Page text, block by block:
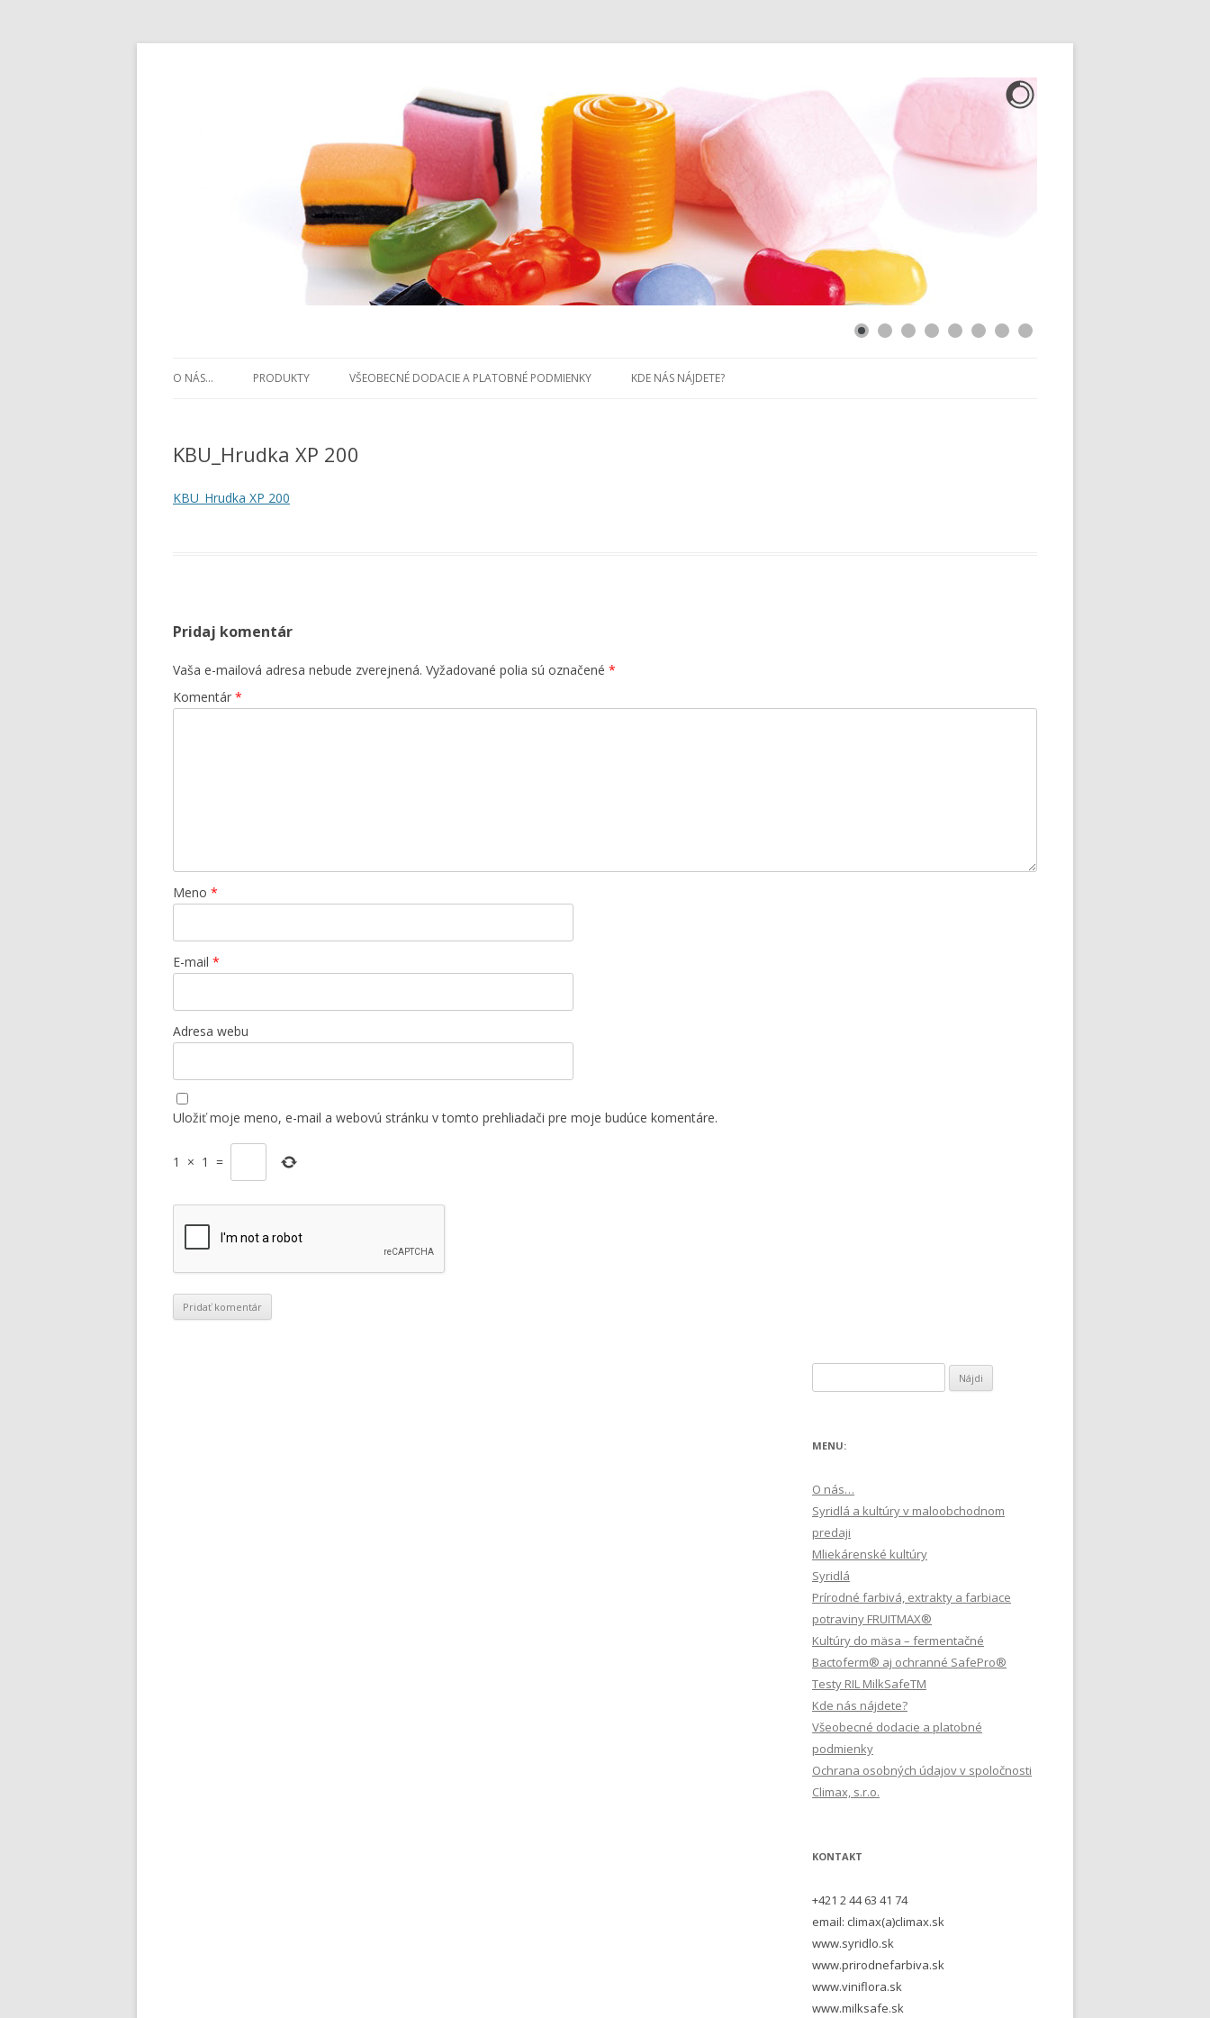
O NÁS… PRODUKTY
PRIEMYSEL
FERMENTAČNÉ BACTOFERM® AJ
VŠEOBECNÉ DODACIE A PLATOBNÉ PODMIENKY KDE NÁS NÁJDETE?
KBU_Hrudka XP 200
KBU_Hrudka XP 200
Pridaj komentár
Vaša e-mailová adresa nebude zverejnená. Vyžadované polia sú označené *
Komentár *
Meno *
E-mail *
Adresa webu
Uložiť moje meno, e-mail a webovú stránku v tomto prehliadači pre moje budúce komentáre.
1 × 1 =
MENU:
O nás…
Syridlá a kultúry v maloobchodnom
predaji
Mliekárenské kultúry
Syridlá
Prírodné farbivá, extrakty a farbiace
potraviny FRUITMAX®
Kultúry do mäsa – fermentačné
Bactoferm® aj ochranné SafePro®
Testy RIL MilkSafeTM
Kde nás nájdete?
Všeobecné dodacie a platobné
podmienky
Ochrana osobných údajov v spoločnosti
Climax, s.r.o.
KONTAKT
+421 2 44 63 41 74
email: climax(a)climax.sk
www.syridlo.sk
www.prirodnefarbiva.sk
www.viniflora.sk
www.milksafe.sk